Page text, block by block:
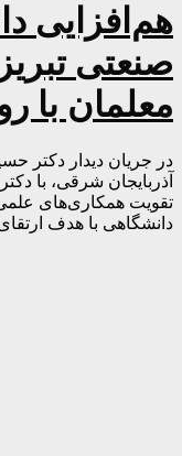
هم‌افزایی
صنعتی
معلمان با
در جریان دیدار دکتر
آذربایجان شرقی، با
تقویت همکاری‌های
دانشگاهی با هدف